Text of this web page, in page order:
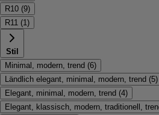
R10 (9)
R11 (1 )
Stil
Minimal, modern, trend (6)
Ländlich elegant, minimal, modern, trend (5)
Elegant, minimal, modern, trend (4)
Elegant, klassisch, modern, traditionell,